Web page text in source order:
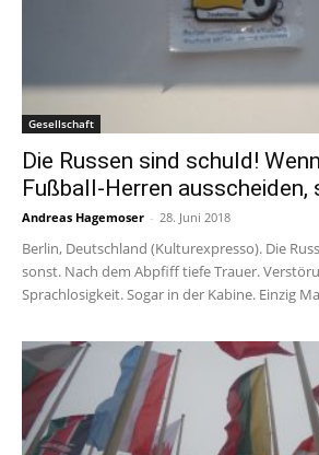
Gesellschaft
Die Russen sind schuld!
Fußball-Herren ausscheiden,
Andreas Hagemoser - 28. Juni 2018
Berlin, Deutschland (Kulturexpresso). Die
sonst. Nach dem Abpfiff tiefe Trauer.
Sprachlosigkeit. Sogar in der Kabine. Einzig